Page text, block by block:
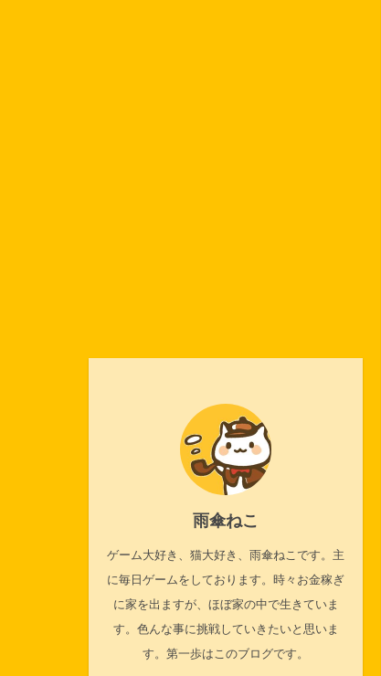
雨傘ねこ
ゲーム大好き、猫大好き、雨傘ねこです。主
に毎日ゲームをしております。時々お金稼ぎ
に家を出ますが、ほぼ家の中で生きていま
す。色んな事に挑戦していきたいと思いま
す。第一歩はこのブログです。